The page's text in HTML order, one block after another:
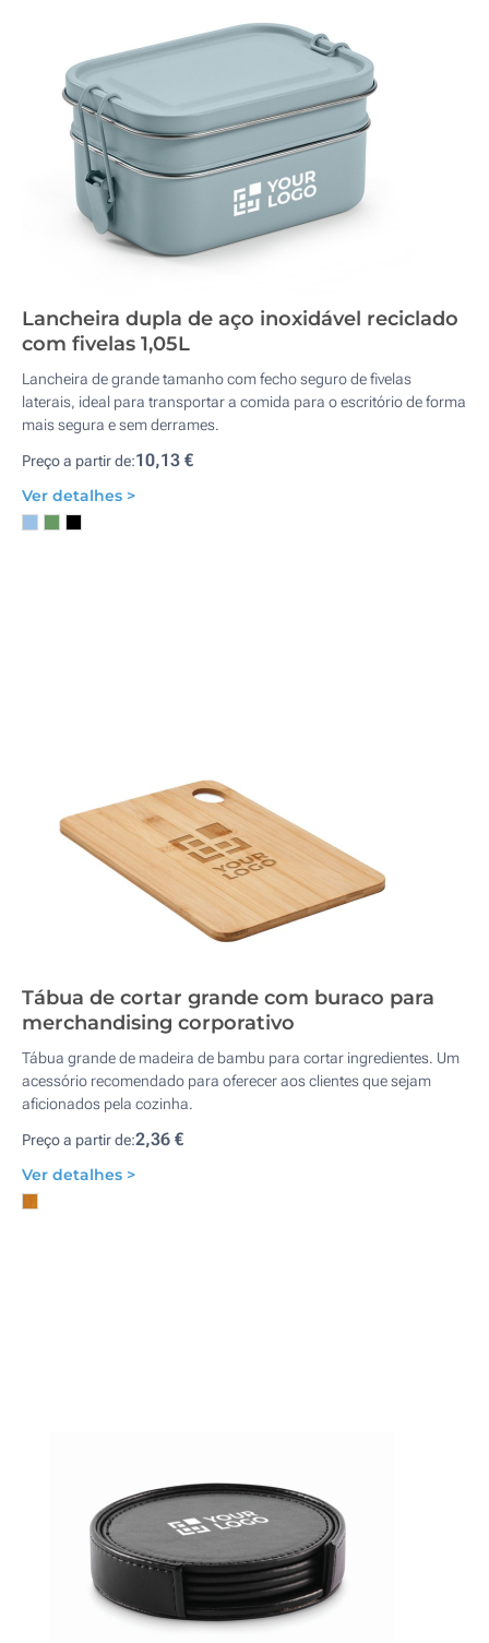
Lancheira dupla de aço inoxidável reciclado
com fivelas 1,05L
Lancheira de grande tamanho com fecho seguro de fivelas
laterais, ideal para transportar a comida para o escritório de forma
mais segura e sem derrames.
Preço a partir de:10,13 €
Ver detalhes >
Tábua de cortar grande com buraco para
merchandising corporativo
Tábua grande de madeira de bambu para cortar ingredientes. Um
acessório recomendado para oferecer aos clientes que sejam
aficionados pela cozinha.
Preço a partir de:2,36 €
Ver detalhes >